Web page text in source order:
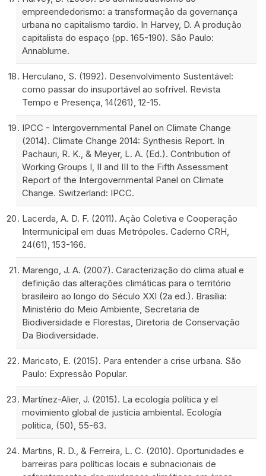
empreendedorismo: a transformação da governança
urbana no capitalismo tardio. In Harvey, D. A produção
capitalista do espaço (pp. 165-190). São Paulo:
Annablume.
Herculano, S. (1992). Desenvolvimento Sustentável:
como passar do insuportável ao sofrível. Revista
Tempo e Presença, 14(261), 12-15.
IPCC - Intergovernmental Panel on Climate Change
(2014). Climate Change 2014: Synthesis Report. In
Pachauri, R. K., & Meyer, L. A. (Ed.). Contribution of
Working Groups I, II and III to the Fifth Assessment
Report of the Intergovernmental Panel on Climate
Change. Switzerland: IPCC.
Lacerda, A. D. F. (2011). Ação Coletiva e Cooperação
Intermunicipal em duas Metrópoles. Caderno CRH,
24(61), 153-166.
Marengo, J. A. (2007). Caracterização do clima atual e
definição das alterações climáticas para o território
brasileiro ao longo do Século XXI (2a ed.). Brasília:
Ministério do Meio Ambiente, Secretaria de
Biodiversidade e Florestas, Diretoria de Conservação
Da Biodiversidade.
Maricato, E. (2015). Para entender a crise urbana. São
Paulo: Expressão Popular.
Martínez-Alier, J. (2015). La ecología política y el
movimiento global de justicia ambiental. Ecología
política, (50), 55-63.
Martins, R. D., & Ferreira, L. C. (2010). Oportunidades e
barreiras para políticas locais e subnacionais de